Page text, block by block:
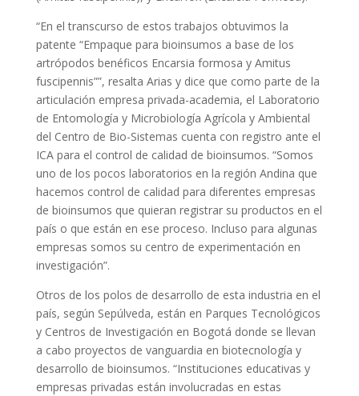
“En el transcurso de estos trabajos obtuvimos la
patente “Empaque para bioinsumos a base de los
artrópodos benéficos Encarsia formosa y Amitus
fuscipennis””, resalta Arias y dice que como parte de la
articulación empresa privada-academia, el Laboratorio
de Entomología y Microbiología Agrícola y Ambiental
del Centro de Bio-Sistemas cuenta con registro ante el
ICA para el control de calidad de bioinsumos. “Somos
uno de los pocos laboratorios en la región Andina que
hacemos control de calidad para diferentes empresas
de bioinsumos que quieran registrar su productos en el
país o que están en ese proceso. Incluso para algunas
empresas somos su centro de experimentación en
investigación”.
Otros de los polos de desarrollo de esta industria en el
país, según Sepúlveda, están en Parques Tecnológicos
y Centros de Investigación en Bogotá donde se llevan
a cabo proyectos de vanguardia en biotecnología y
desarrollo de bioinsumos. “Instituciones educativas y
empresas privadas están involucradas en estas